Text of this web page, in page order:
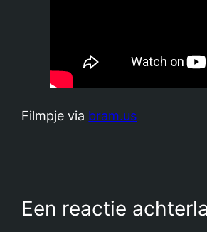
Filmpje via bram.us
Een reactie